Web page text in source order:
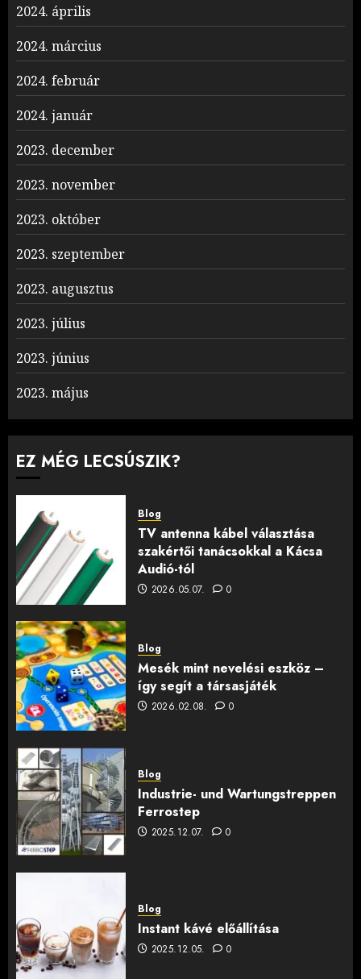
2024. április
2024. március
2024. február
2024. január
2023. december
2023. november
2023. október
2023. szeptember
2023. augusztus
2023. július
2023. június
2023. május
EZ MÉG LECSÚSZIK?
Blog
TV antenna kábel választása
szakértői tanácsokkal a Kácsa
Audió-tól
2026.05.07. 0
Blog
Mesék mint nevelési eszköz –
így segít a társasjáték
2026.02.08. 0
Blog
Industrie- und Wartungstreppen
Ferrostep
2025.12.07. 0
Blog
Instant kávé előállítása
2025.12.05. 0